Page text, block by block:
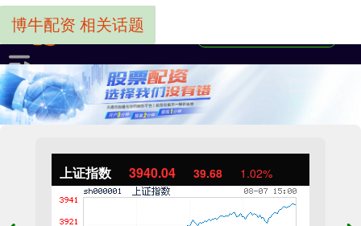
上证指数 3940.04 39.68 1.02%
博牛配资 相关话题